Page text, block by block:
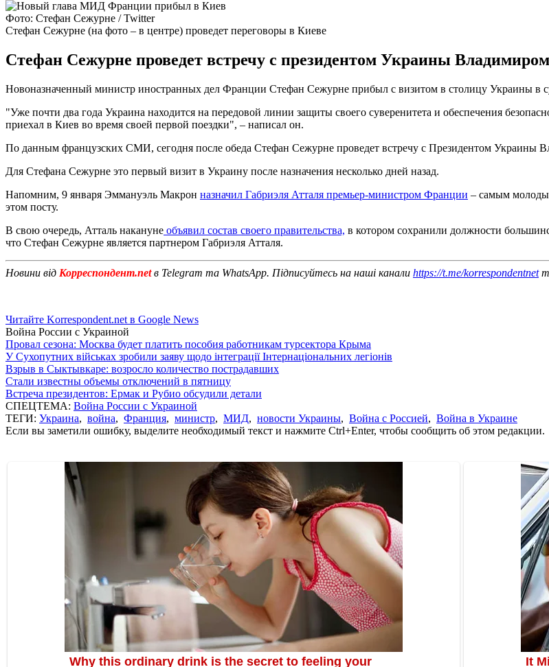
Фото: Стефан Сежурне / Twitter
Стефан Сежурне (на фото – в центре) проведет переговоры в Киеве
Стефан Сежурне проведет встречу с президентом Украины
Новоназначенный министр иностранных дел Франции Стефан Сежурне прибыл с визитом в столицу Украины в
"Уже почти два года Украина находится на передовой линии защиты своего суверенитета и обеспечения
приехал в Киев во время своей первой поездки", – написал он.
По данным французских СМИ, сегодня после обеда Стефан Сежурне проведет встречу с Президентом Украины
Для Стефана Сежурне это первый визит в Украину после назначения несколько дней назад.
Напомним, 9 января Эммануэль Макрон назначил Габриэля Атталя премьер-министром Франции – самым
этом посту.
В свою очередь, Атталь накануне объявил состав своего правительства, в котором сохранили должности
что Стефан Сежурне является партнером Габриэля Атталя.
Новини від Корреспондент.netв Telegram та WhatsApp. Підписуйтесь на наші канали https://t.me/korrespondentnet
Читайте Korrespondent.net в Google News
Война России с Украиной
Провал сезона: Москва будет платить пособия работникам турсектора Крыма
У Сухопутних військах зробили заяву щодо інтеграції Інтернаціональних легіонів
Взрыв в Сыктывкаре: возросло количество пострадавших
Стали известны объемы отключений в пятницу
Встреча президентов: Ермак и Рубио обсудили детали
СПЕЦТЕМА: Война России с Украиной
ТЕГИ: Украина, война, Франция, министр, МИД, новости Украины, Война с Россией, Война в Украине
Если вы заметили ошибку, выделите необходимый текст и нажмите Ctrl+Enter, чтобы сообщить об этом редакции.